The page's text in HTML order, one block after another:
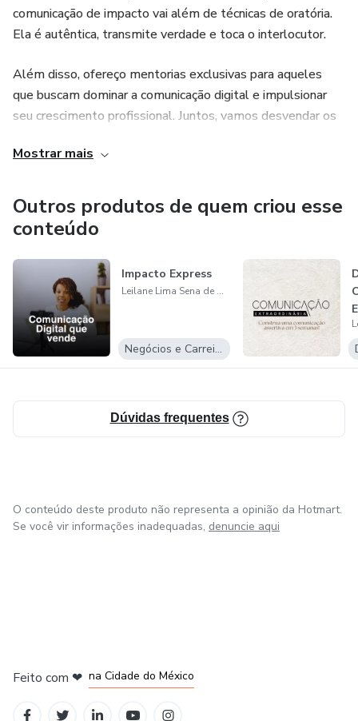
comunicação de impacto vai além de técnicas de oratória.
Ela é autêntica, transmite verdade e toca o interlocutor.
Além disso, ofereço mentorias exclusivas para aqueles
que buscam dominar a comunicação digital e impulsionar
seu crescimento profissional. Juntos, vamos desvendar os
Mostrar mais
Outros produtos de quem criou esse
conteúdo
Impacto Express
Leilane Lima Sena de Andrade
Negócios e Carreira
Dúvidas frequentes
O conteúdo deste produto não representa a opinião da Hotmart.
Se você vir informações inadequadas, denuncie aqui
Feito com ❤ na Cidade do México